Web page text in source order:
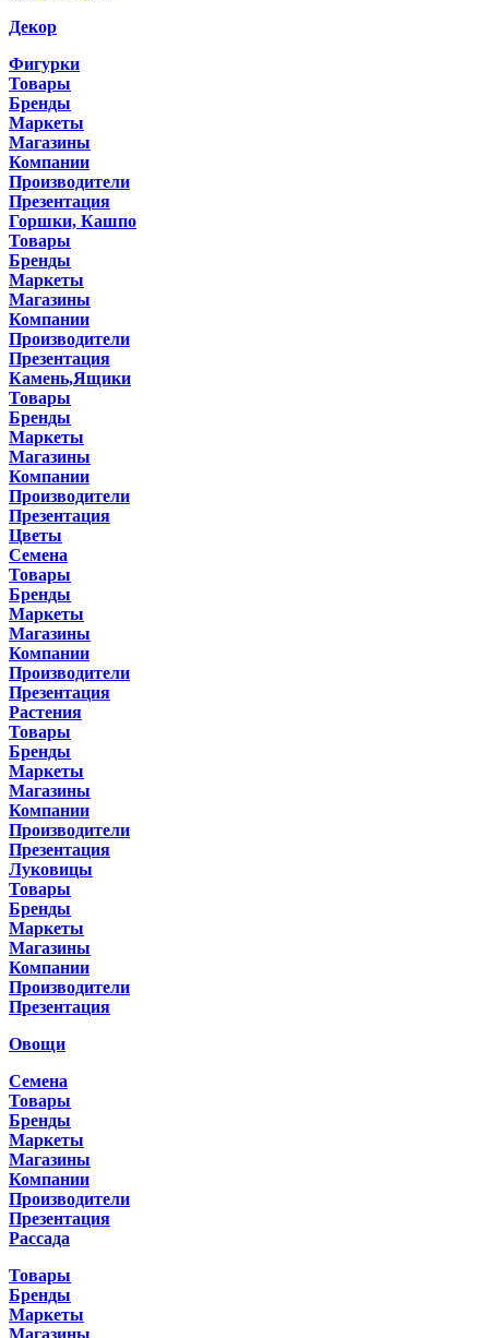
Декор
Фигурки
Товары
Бренды
Маркеты
Магазины
Компании
Производители
Презентация
Горшки, Кашпо
Товары
Бренды
Маркеты
Магазины
Компании
Производители
Презентация
Камень,Ящики
Товары
Бренды
Маркеты
Магазины
Компании
Производители
Презентация
Цветы
Семена
Товары
Бренды
Маркеты
Магазины
Компании
Производители
Презентация
Растения
Товары
Бренды
Маркеты
Магазины
Компании
Производители
Презентация
Луковицы
Товары
Бренды
Маркеты
Магазины
Компании
Производители
Презентация
Овощи
Семена
Товары
Бренды
Маркеты
Магазины
Компании
Производители
Презентация
Рассада
Товары
Бренды
Маркеты
Магазины